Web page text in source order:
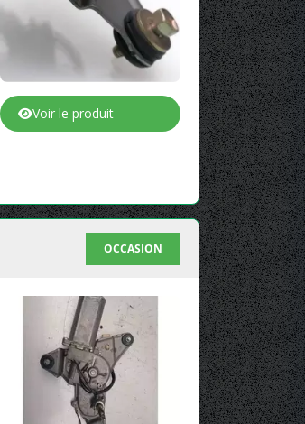
Voir le produit
OCCASION